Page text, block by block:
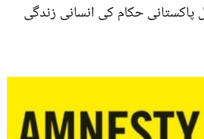
پاکستانی حکام کی انسانی زندگی